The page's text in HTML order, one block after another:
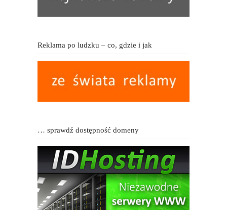
Reklama po ludzku – co, gdzie i jak
… sprawdź dostępność domeny